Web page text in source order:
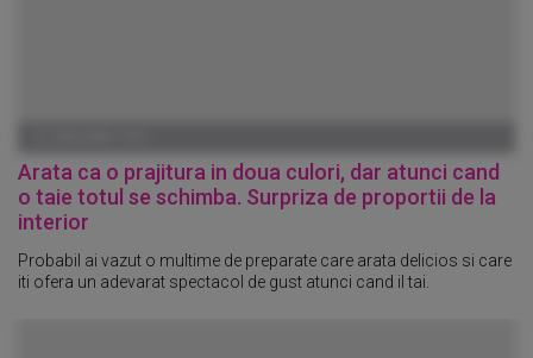
Arata ca o prajitura in doua culori, dar atunci cand
o taie totul se schimba. Surpriza de proportii de la
interior
Probabil ai vazut o multime de preparate care arata delicios si care
iti ofera un adevarat spectacol de gust atunci cand il tai.